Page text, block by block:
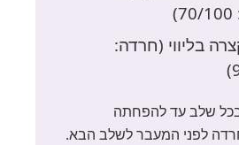
בליווי (חרדה:
שלב עד להפחתה
לפני המעבר לשלב הבא.